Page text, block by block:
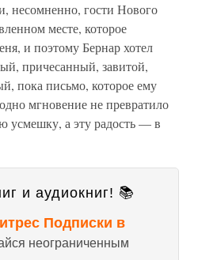
несомненно, гости Нового
месте, которое
и поэтому Бернар хотел
причесанный, завитой,
пока письмо, которое ему
мгновение не превратило
усмешку, а эту радость — в
и аудиокниг! 📚
Подписки в
неограниченным